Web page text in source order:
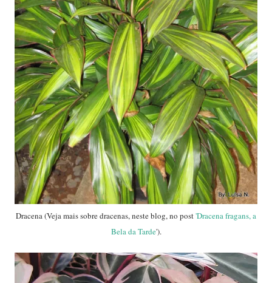
Dracena (Veja mais sobre dracenas, neste blog, no post'Dracena fragans, a
Bela da Tarde').